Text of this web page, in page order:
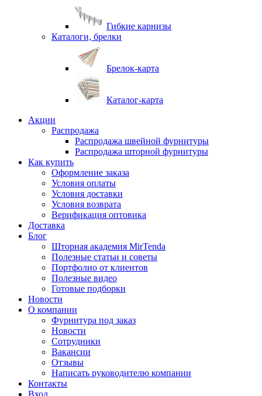
Гибкие карнизы
Каталоги, брелки
Брелок-карта
Каталог-карта
Акции
Распродажа
Распродажа швейной фурнитуры
Распродажа шторной фурнитуры
Как купить
Оформление заказа
Условия оплаты
Условия доставки
Условия возврата
Верификация оптовика
Доставка
Блог
Шторная академия MirTenda
Полезные статьи и советы
Портфолио от клиентов
Полезные видео
Готовые подборки
Новости
О компании
Фурнитура под заказ
Новости
Сотрудники
Вакансии
Отзывы
Написать руководителю компании
Контакты
Вход